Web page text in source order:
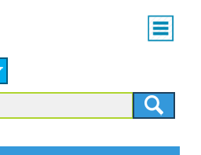
Main
menu